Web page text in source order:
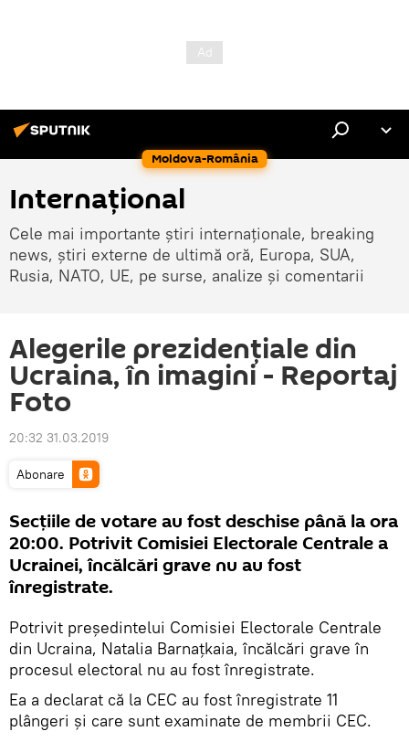
Moldova-România
Internaţional
Cele mai importante știri internaționale, breaking
news, știri externe de ultimă oră, Europa, SUA,
Rusia, NATO, UE, pe surse, analize și comentarii
Alegerile prezidențiale din
Ucraina, în imagini - Reportaj
Foto
20:32 31.03.2019
Abonare
Secțiile de votare au fost deschise până la ora
20:00. Potrivit Comisiei Electorale Centrale a
Ucrainei, încălcări grave nu au fost
înregistrate.
Potrivit președintelui Comisiei Electorale Centrale
din Ucraina, Natalia Barnațkaia, încălcări grave în
procesul electoral nu au fost înregistrate.
Ea a declarat că la CEC au fost înregistrate 11
plângeri și care sunt examinate de membrii CEC.